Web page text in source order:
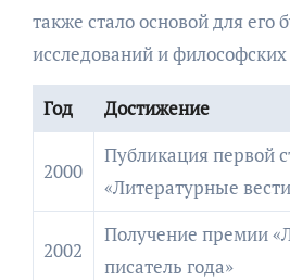
также стало основой для
исследований и
Год Достижение
2000
Публикация первой
«Литературные
2002
Получение премии
писатель года»